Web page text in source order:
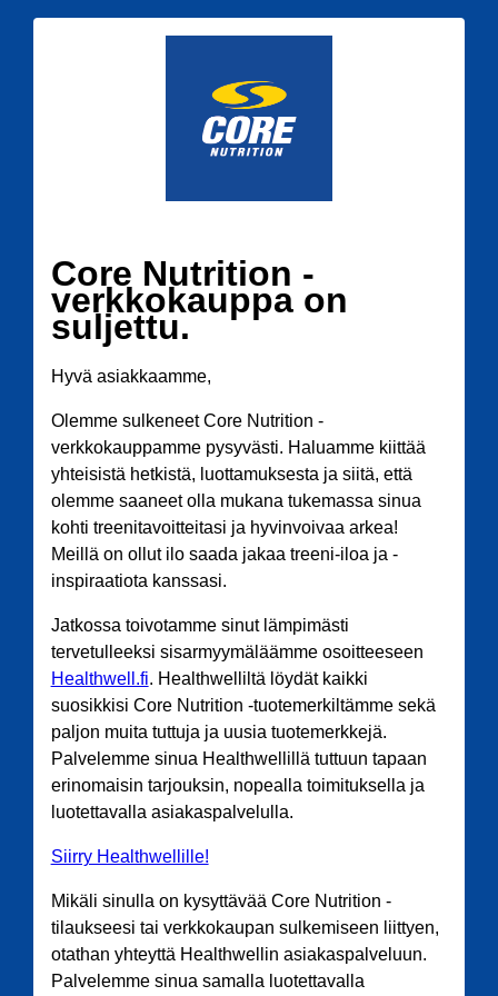
Core Nutrition -
verkkokauppa on
suljettu.
Hyvä asiakkaamme,
Olemme sulkeneet Core Nutrition -
verkkokauppamme pysyvästi. Haluamme kiittää
yhteisistä hetkistä, luottamuksesta ja siitä, että
olemme saaneet olla mukana tukemassa sinua
kohti treenitavoitteitasi ja hyvinvoivaa arkea!
Meillä on ollut ilo saada jakaa treeni-iloa ja -
inspiraatiota kanssasi.
Jatkossa toivotamme sinut lämpimästi
tervetulleeksi sisarmyymäläämme osoitteeseen
Healthwell.fi. Healthwelliltä löydät kaikki
suosikkisi Core Nutrition -tuotemerkiltämme sekä
paljon muita tuttuja ja uusia tuotemerkkejä.
Palvelemme sinua Healthwellillä tuttuun tapaan
erinomaisin tarjouksin, nopealla toimituksella ja
luotettavalla asiakaspalvelulla.
Siirry Healthwellille!
Mikäli sinulla on kysyttävää Core Nutrition -
tilaukseesi tai verkkokaupan sulkemiseen liittyen,
otathan yhteyttä Healthwellin asiakaspalveluun.
Palvelemme sinua samalla luotettavalla